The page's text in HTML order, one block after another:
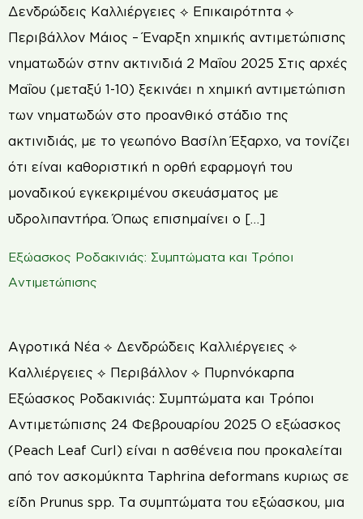
Δενδρώδεις Καλλιέργειες ⟡ Επικαιρότητα ⟡
Περιβάλλον Μάιος – Έναρξη χημικής αντιμετώπισης
νηματωδών στην ακτινιδιά 2 Μαΐου 2025 Στις αρχές
Μαΐου (μεταξύ 1-10) ξεκινάει η χημική αντιμετώπιση
των νηματωδών στο προανθικό στάδιο της
ακτινιδιάς, με το γεωπόνο Βασίλη Έξαρχο, να τονίζει
ότι είναι καθοριστική η ορθή εφαρμογή του
μοναδικού εγκεκριμένου σκευάσματος με
υδρολιπαντήρα. Όπως επισημαίνει ο […]
Εξώασκος Ροδακινιάς: Συμπτώματα και Τρόποι
Αντιμετώπισης
Αγροτικά Νέα ⟡ Δενδρώδεις Καλλιέργειες ⟡
Καλλιέργειες ⟡ Περιβάλλον ⟡ Πυρηνόκαρπα
Εξώασκος Ροδακινιάς: Συμπτώματα και Τρόποι
Αντιμετώπισης 24 Φεβρουαρίου 2025 Ο εξώασκος
(Peach Leaf Curl) είναι η ασθένεια που προκαλείται
από τον ασκομύκητα Τaphrina deformans κυριως σε
είδη Prunus spp. Τα συμπτώματα του εξώασκου, μια